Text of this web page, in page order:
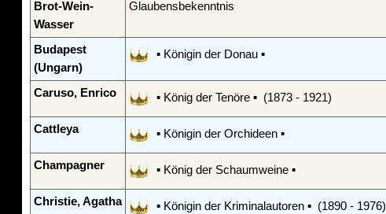
Brot-Wein-
Wasser
Glaubensbekenntnis
Budapest
(Ungarn)
▪ Königin der Donau ▪
Caruso, Enrico ▪ König der Tenöre ▪ (1873 - 1921)
Cattleya ▪ Königin der Orchideen ▪
Champagner ▪ König der Schaumweine ▪
Christie, Agatha ▪ Königin der Kriminalautoren ▪ (1890 - 1976)